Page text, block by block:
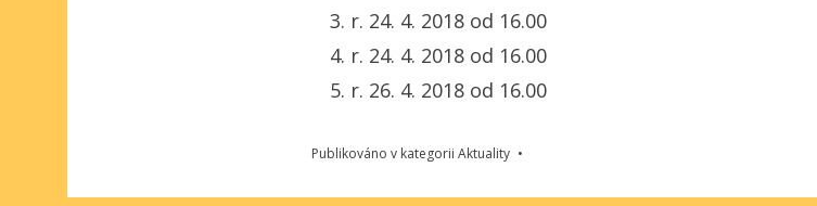
r. 24. 4. 2018 od 16.00
r. 24. 4. 2018 od 16.00
r. 26. 4. 2018 od 16.00
Publikováno v kategorii Aktuality